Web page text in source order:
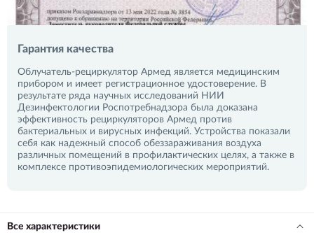
Гарантия качества
Облучатель-рециркулятор Армед является медицинским
прибором и имеет регистрационное удостоверение. В
результате ряда научных исследований НИИ
Дезинфектологии Роспотребнадзора была доказана
эффективность рециркуляторов Армед против
бактериальных и вирусных инфекций. Устройства показали
себя как надежный способ обеззараживания воздуха
различных помещений в профилактических целях, а также в
комплексе противоэпидемиологических мероприятий.
Все характеристики